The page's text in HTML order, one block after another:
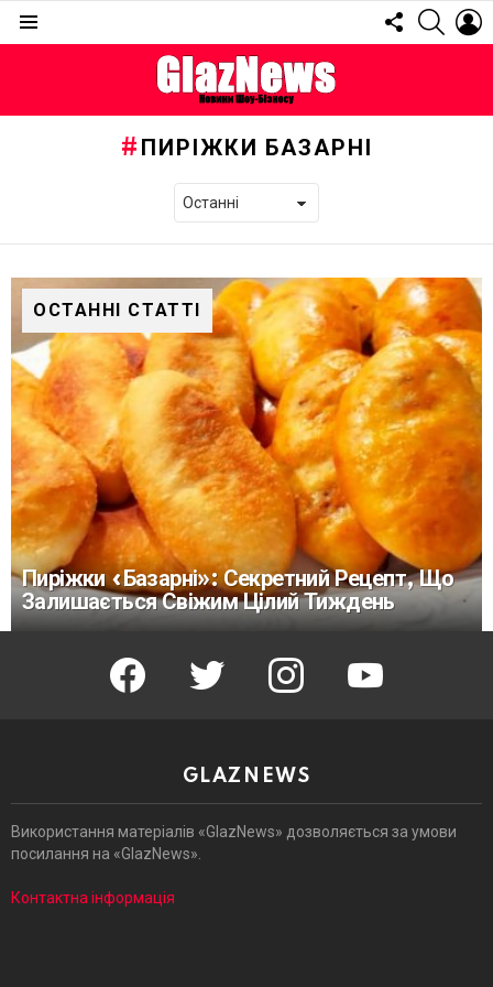
FOLLOW
US
ПИРІЖКИ БАЗАРНІ
ОСТАННІ СТАТТІ
Пиріжки «Базарні»: Секретний Рецепт, Що
Залишається Свіжим Цілий Тиждень
facebook twitter instagram youtube
GLAZNEWS
Використання матеріалів «GlazNews» дозволяється за умови
посилання на «GlazNews».
Контактна інформація